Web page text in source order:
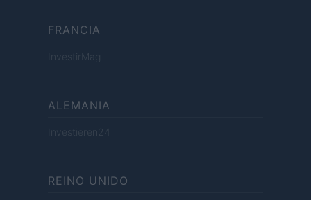
FRANCIA
InvestirMag
ALEMANIA
Investieren24
REINO UNIDO